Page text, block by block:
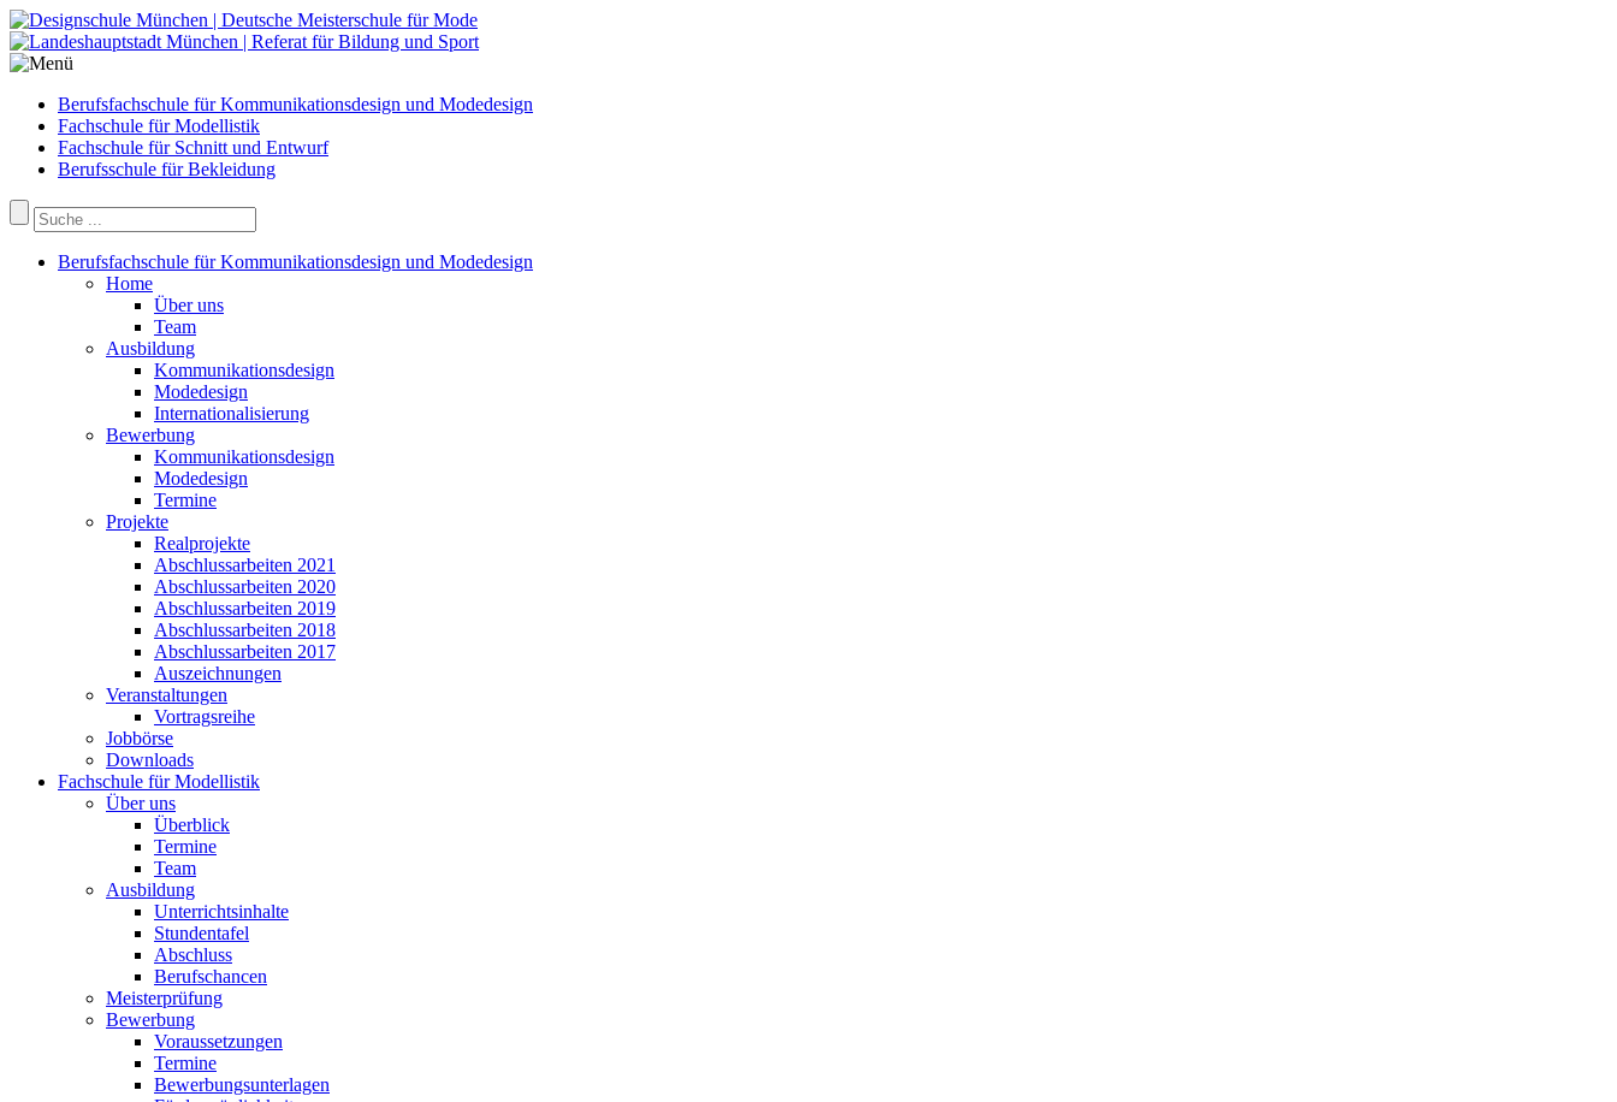
Berufsfachschule für Kommunikationsdesign und Modedesign
Fachschule für Modellistik
Fachschule für Schnitt und Entwurf
Berufsschule für Bekleidung
Berufsfachschule für Kommunikationsdesign und Modedesign
Home
Über uns
Team
Ausbildung
Kommunikationsdesign
Modedesign
Internationalisierung
Bewerbung
Kommunikationsdesign
Modedesign
Termine
Projekte
Realprojekte
Abschlussarbeiten 2021
Abschlussarbeiten 2020
Abschlussarbeiten 2019
Abschlussarbeiten 2018
Abschlussarbeiten 2017
Auszeichnungen
Veranstaltungen
Vortragsreihe
Jobbörse
Downloads
Fachschule für Modellistik
Über uns
Überblick
Termine
Team
Ausbildung
Unterrichtsinhalte
Stundentafel
Abschluss
Berufschancen
Meisterprüfung
Bewerbung
Voraussetzungen
Termine
Bewerbungsunterlagen